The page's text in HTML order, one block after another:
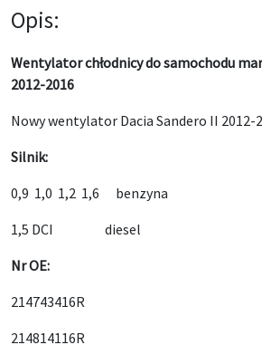
Opis:
Wentylator chłodnicy do samochodu
2012-2016
Nowy wentylator Dacia Sandero II 2012-
Silnik:
0,9 1,0 1,2 1,6 benzyna
1,5 DCI diesel
Nr OE:
214743416R
214814116R